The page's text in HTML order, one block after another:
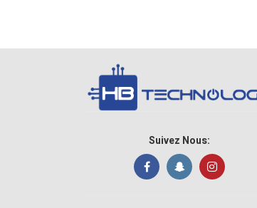
Suivez Nous: